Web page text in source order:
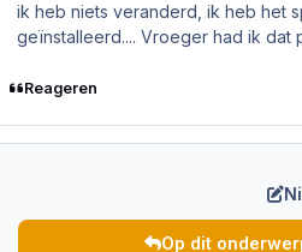
ik heb niets veranderd, ik heb het
geïnstalleerd.... Vroeger had ik dat
Reageren
Op dit